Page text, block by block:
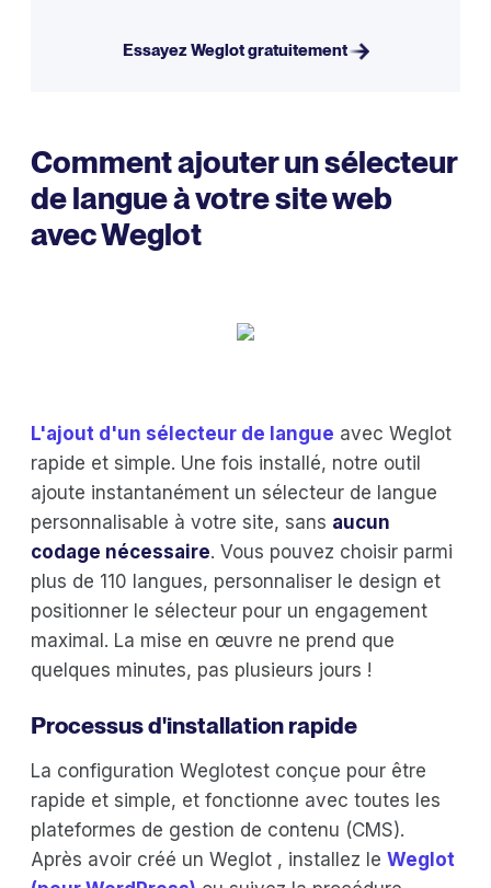
Essayez Weglot gratuitement
Comment ajouter un sélecteur
de langue à votre site web
avec Weglot
L'ajout d'un sélecteur de langue avec Weglot
rapide et simple. Une fois installé, notre outil
ajoute instantanément un sélecteur de langue
personnalisable à votre site, sans aucun
codage nécessaire. Vous pouvez choisir parmi
plus de 110 langues, personnaliser le design et
positionner le sélecteur pour un engagement
maximal. La mise en œuvre ne prend que
quelques minutes, pas plusieurs jours !
Processus d'installation rapide
La configuration Weglotest conçue pour être
rapide et simple, et fonctionne avec toutes les
plateformes de gestion de contenu (CMS).
Après avoir créé un Weglot , installez le Weglot